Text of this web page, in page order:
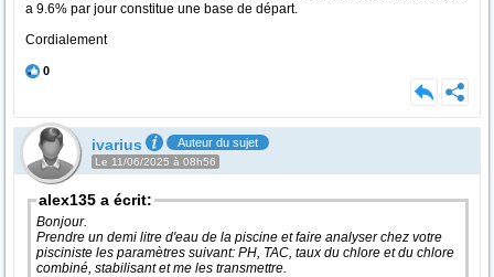
a 9.6% par jour constitue une base de départ.
Cordialement
0
ivarius Auteur du sujet
Le 11/06/2025 à 08h56
alex135 a écrit:
Bonjour.
Prendre un demi litre d'eau de la piscine et faire analyser chez votre
pisciniste les paramètres suivant: PH, TAC, taux du chlore et du chlore
combiné, stabilisant et me les transmettre.